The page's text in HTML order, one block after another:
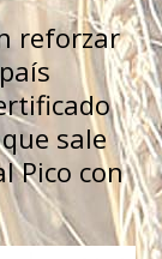
reforzar
sale
Pico con